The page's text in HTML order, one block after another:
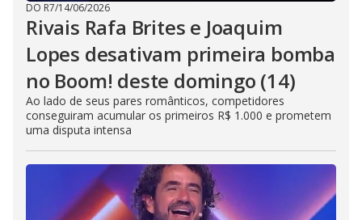
DO R7/14/06/2026
Rivais Rafa Brites e Joaquim
Lopes desativam primeira bomba
no Boom! deste domingo (14)
Ao lado de seus pares românticos, competidores
conseguiram acumular os primeiros R$ 1.000 e prometem
uma disputa intensa